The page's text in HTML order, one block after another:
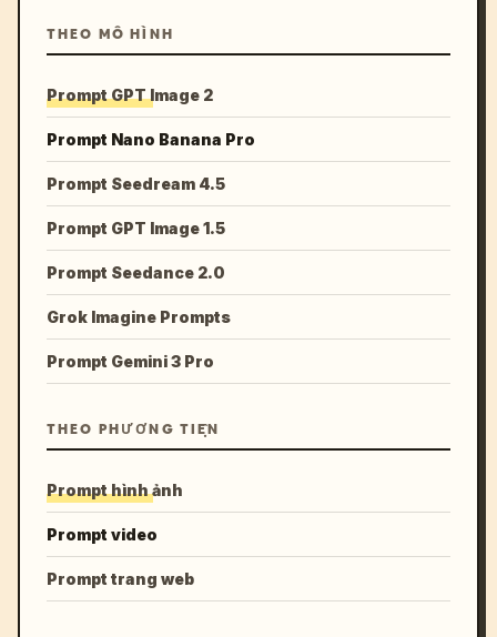
THEO MÔ HÌNH
Prompt GPT Image 2
Prompt Nano Banana Pro
Prompt Seedream 4.5
Prompt GPT Image 1.5
Prompt Seedance 2.0
Grok Imagine Prompts
Prompt Gemini 3 Pro
THEO PHƯƠNG TIỆN
Prompt hình ảnh
Prompt video
Prompt trang web